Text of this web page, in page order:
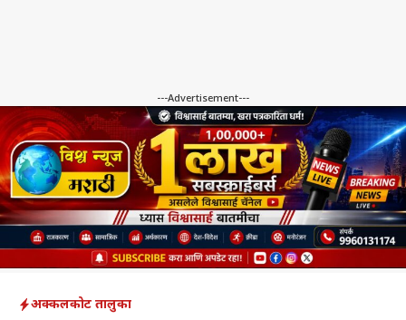
---Advertisement---
अक्कलकोट तालुका